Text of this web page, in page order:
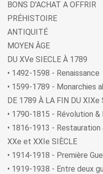
BONS D'ACHAT A OFFRIR
PRÉHISTOIRE
ANTIQUITÉ
MOYEN ÂGE
DU XVe SIECLE À 1789
• 1492-1598 - Renaissance
• 1599-1789 - Monarchies
DE 1789 À LA FIN DU XIXe
• 1790-1815 - Révolution &
• 1816-1913 -
XXe et XXIe SIÈCLE
• 1914-1918 - Première
• 1919-1938 - Entre deux